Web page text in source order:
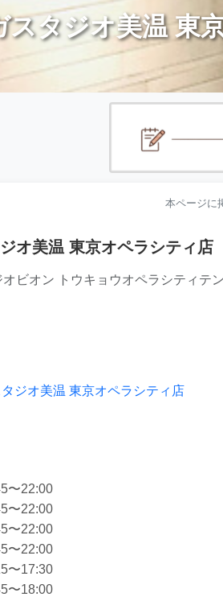
スタジオ美温 東
本ページに
オ美温 東京オペラシティ店
オビオン トウキョウオペラシティテン
ジオ美温 東京オペラシティ店
〜22:00
〜22:00
〜22:00
〜22:00
〜17:30
〜18:00